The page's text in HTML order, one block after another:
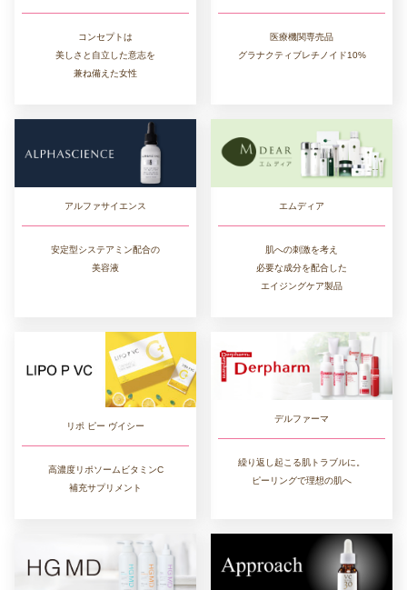
コンセプトは
美しさと自立した意志を
兼ね備えた女性
医療機関専売品
グラナクティブレチノイド10%
アルファサイエンス
安定型システアミン配合の
美容液
エムディア
肌への刺激を考え
必要な成分を配合した
エイジングケア製品
リポ ピー ヴイシー
高濃度リポソームビタミンC
補充サプリメント
デルファーマ
繰り返し起こる肌トラブルに。
ピーリングで理想の肌へ